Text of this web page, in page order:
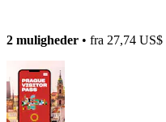
2 muligheder • fra 27,74 US$